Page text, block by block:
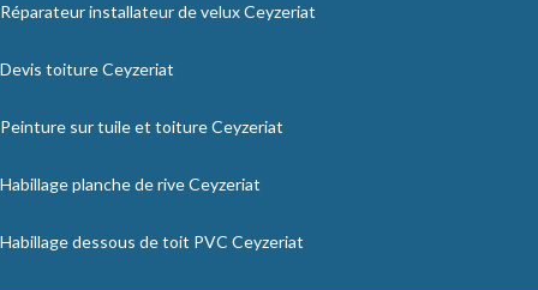
Réparateur installateur de velux Ceyzeriat
Devis toiture Ceyzeriat
Peinture sur tuile et toiture Ceyzeriat
Habillage planche de rive Ceyzeriat
Habillage dessous de toit PVC Ceyzeriat